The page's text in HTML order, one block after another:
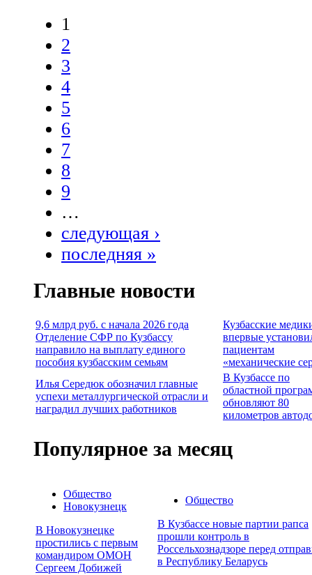
1
2
3
4
5
6
7
8
9
…
следующая ›
последняя »
Главные новости
9,6 млрд руб. с начала 2026 года
Отделение СФР по Кузбассу
направило на выплату единого
пособия кузбасским семьям
Кузбасские
впервые
пациентам
«механические
Илья Середюк обозначил главные
успехи металлургической отрасли и
наградил лучших работников
В Кузбассе по
областной
обновляют 80
километров
Популярное за месяц
Общество
Новокузнецк
В Новокузнецке
простились с первым
командиром ОМОН
Сергеем Добижей
Общество
В Кузбассе новые партии рапса
прошли контроль в
Россельхознадзоре перед
в Республику Беларусь